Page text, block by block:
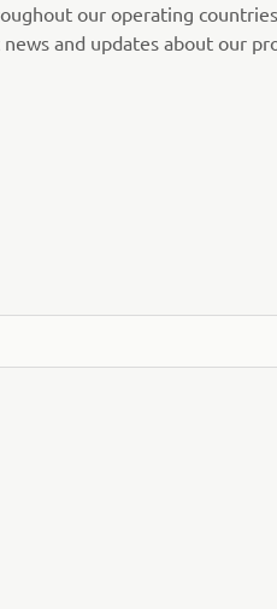
our operating
and updates about our